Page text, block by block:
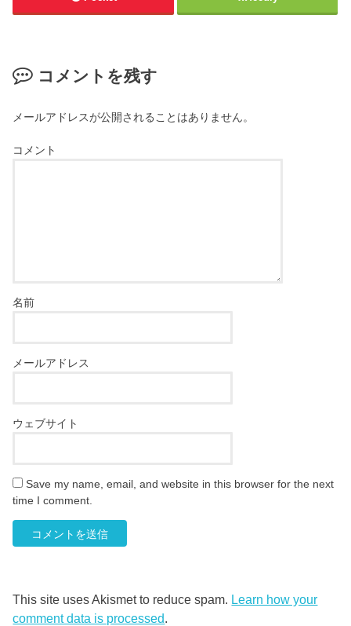
コメントを残す
メールアドレスが公開されることはありません。
コメント
名前
メールアドレス
ウェブサイト
Save my name, email, and website in this browser for the next
time I comment.
This site uses Akismet to reduce spam. Learn how your
comment data is processed.